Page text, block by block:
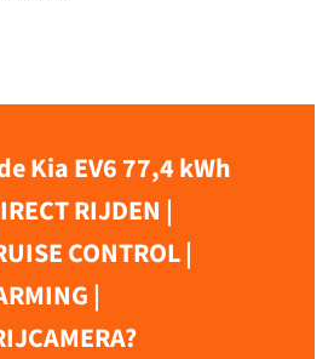
Kia EV6 77,4 kWh
RIJDEN |
CONTROL |
|